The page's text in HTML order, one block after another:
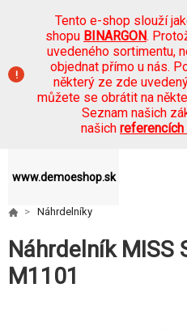
Tento e-shop slouží
shopu BINARGON.
uvedeného sortimentu,
objednat přímo u nás.
některý ze zde
můžete se obrátit na
Seznam našich
našich
www.demoeshop.sk
Náhrdelníky
Náhrdelník MISS
M1101